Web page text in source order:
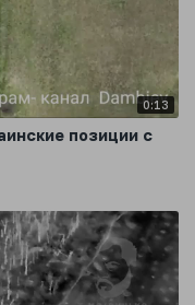
0:13
позиции с